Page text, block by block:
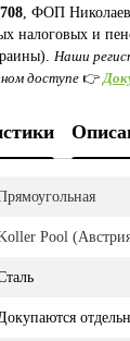
, ФОП
налоговых и
Наши
доступе👉
Pool